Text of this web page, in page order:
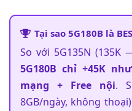
Tại sao 5G180B là
So với 5G135N (135K
5G180B chỉ +45K
mạng + Free nội.
8GB/ngày, không